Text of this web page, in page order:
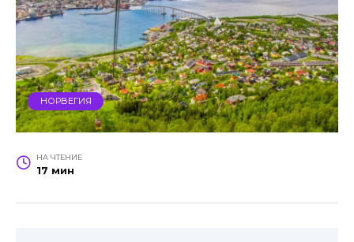
НОРВЕГИЯ
НА ЧТЕНИЕ
17 мин